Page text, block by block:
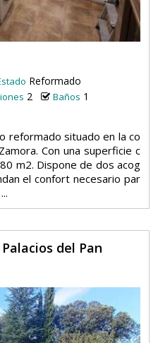
Reformado
2 Baños 1
reformado situado en la co
Con una superficie c
m2. Dispone de dos acog
el confort necesario par
del Pan